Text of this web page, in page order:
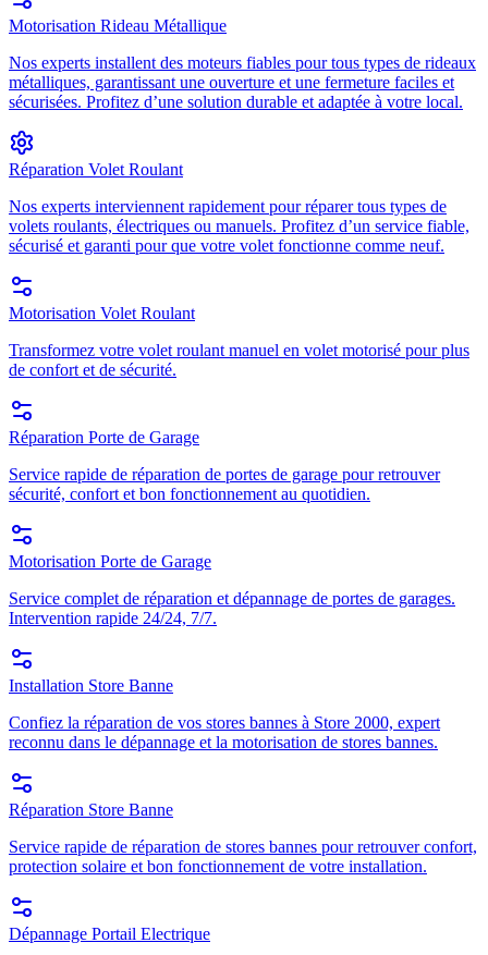
Motorisation Rideau Métallique
Nos experts installent des moteurs fiables pour tous types de rideaux
métalliques, garantissant une ouverture et une fermeture faciles et
sécurisées. Profitez d’une solution durable et adaptée à votre local.
Réparation Volet Roulant
Nos experts interviennent rapidement pour réparer tous types de
volets roulants, électriques ou manuels. Profitez d’un service fiable,
sécurisé et garanti pour que votre volet fonctionne comme neuf.
Motorisation Volet Roulant
Transformez votre volet roulant manuel en volet motorisé pour plus
de confort et de sécurité.
Réparation Porte de Garage
Service rapide de réparation de portes de garage pour retrouver
sécurité, confort et bon fonctionnement au quotidien.
Motorisation Porte de Garage
Service complet de réparation et dépannage de portes de garages.
Intervention rapide 24/24, 7/7.
Installation Store Banne
Confiez la réparation de vos stores bannes à Store 2000, expert
reconnu dans le dépannage et la motorisation de stores bannes.
Réparation Store Banne
Service rapide de réparation de stores bannes pour retrouver confort,
protection solaire et bon fonctionnement de votre installation.
Dépannage Portail Electrique